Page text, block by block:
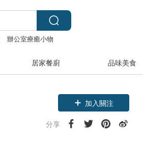
辦公室療癒小物
居家餐廚 品味美食
加入關注
分享